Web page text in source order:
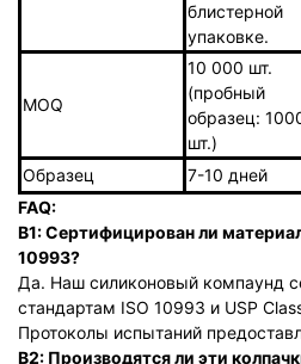
блистерной
упаковке.
MOQ
10 000 шт.
(пробный
образец:
шт.)
Образец
7-10 дней
FAQ:
В1: Сертифицирован ли
10993?
Да. Наш силиконовый компаунд
стандартам ISO 10993 и USP
Протоколы испытаний
В2: Производятся ли эти